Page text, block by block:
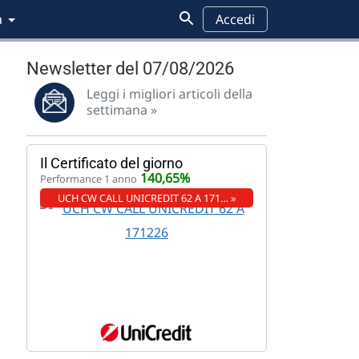
Accedi
Newsletter del 07/08/2026
Leggi i migliori articoli della
settimana »
Il Certificato del giorno
Performance 1 anno 140,65%
UCH CW CALL UNICREDIT 62 A 171… »